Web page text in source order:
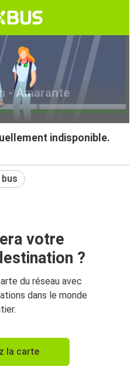
- Amarante
indisponible.
votre
?
du réseau avec
dans le monde
la carte